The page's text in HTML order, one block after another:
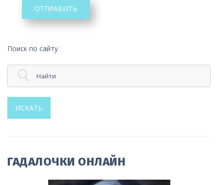
ОТПРАВИТЬ
Поиск по сайту
Найти
ИСКАТЬ
ГАДАЛОЧКИ ОНЛАЙН